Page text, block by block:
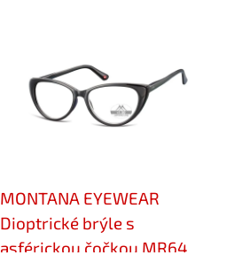
MONTANA EYEWEAR
Dioptrické brýle s
asférickou čočkou MR64